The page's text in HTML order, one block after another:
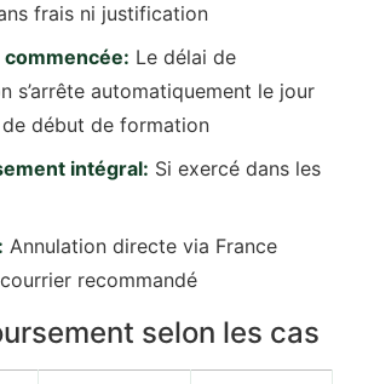
frais ni justification
commencée: Le délai de
s’arrête automatiquement le jour
début de formation
intégral: Si exercé dans les
Annulation directe via France
recommandé
selon les cas